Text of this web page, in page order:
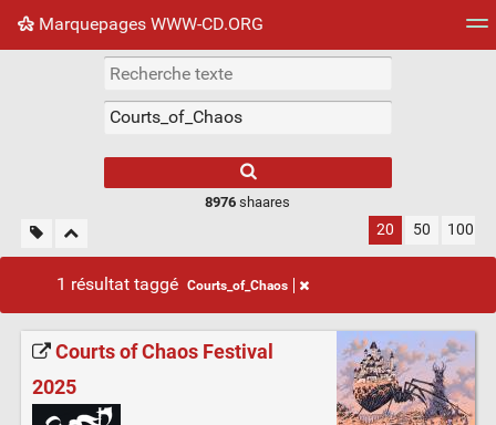
Marquepages WWW-CD.ORG
Nuage de tags Mur d'images
8976 shaares
20 50 100
1 résultat taggé Courts_of_Chaos
Courts of Chaos Festival
2025